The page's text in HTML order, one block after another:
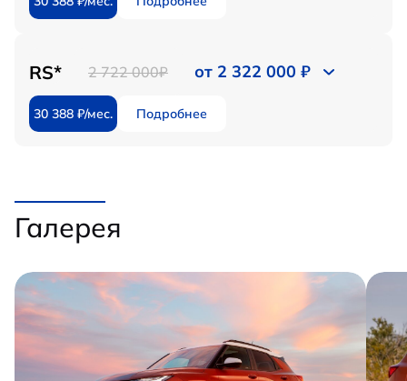
RS* 2 722 000₽ от 2 322 000 ₽
30 388 ₽/мес. Подробнее
Галерея